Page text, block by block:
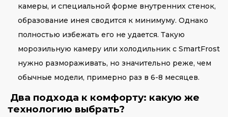
камеры, и специальной форме внутренних стенок,
образование инея сводится к минимуму. Однако
полностью избежать его не удается. Такую
морозильную камеру или холодильник с SmartFrost
нужно размораживать, но значительно реже, чем
обычные модели, примерно раз в 6-8 месяцев.
Два подхода к комфорту: какую же
технологию выбрать?